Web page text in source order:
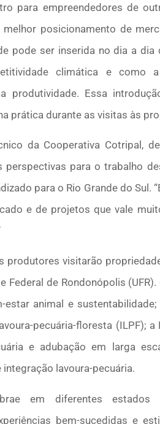
para empreendedores de
posicionamento de
pode ser inserida no dia a
climática e como
produtividade. Essa
prática durante as visitas às
da Cooperativa Cotripal,
perspectivas para o trabalho
para o Rio Grande do
e de projetos que vale
produtores visitarão
Federal de Rondonópolis
estar animal e
pecuária-floresta (ILPF);
e adubação em larga
lavoura-pecuária.
em diferentes
bem-sucedidas e